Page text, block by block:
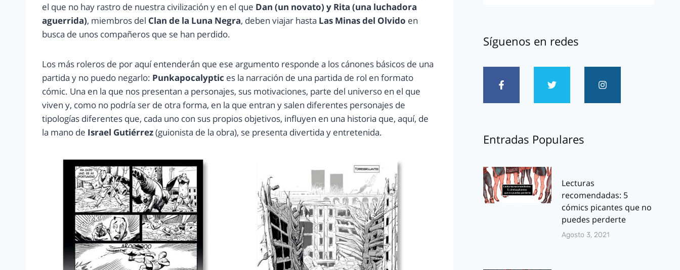
el que no hay rastro de nuestra civilización y en el que Dan (un novato) y Rita (una luchadora
aguerrida), miembros del Clan de la Luna Negra, deben viajar hasta Las Minas del Olvido en
busca de unos compañeros que se han perdido.
Los más roleros de por aquí entenderán que ese argumento responde a los cánones básicos de una
partida y no puedo negarlo: Punkapocalyptic es la narración de una partida de rol en formato
cómic. Una en la que nos presentan a personajes, sus motivaciones, parte del universo en el que
viven y, como no podría ser de otra forma, en la que entran y salen diferentes personajes de
tipologías diferentes que, cada uno con sus propios objetivos, influyen en una historia que, aquí, de
la mano de Israel Gutiérrez(guionista de la obra), se presenta divertida y entretenida.
Síguenos en redes
Entradas Populares
Lecturas
recomendadas: 5
cómics picantes que no
puedes perderte
Agosto 3, 2021